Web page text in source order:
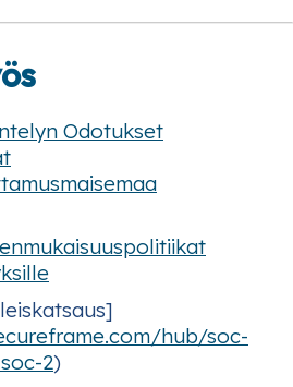
Odotukset
hub/soc-
2)